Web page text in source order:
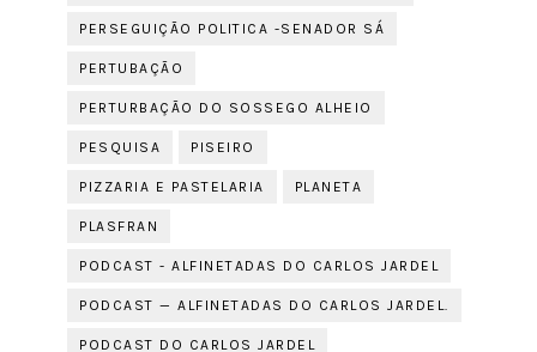
PERSEGUIÇÃO POLITICA -SENADOR SÁ
PERTUBAÇÃO
PERTURBAÇÃO DO SOSSEGO ALHEIO
PESQUISA PISEIRO
PIZZARIA E PASTELARIA PLANETA
PLASFRAN
PODCAST - ALFINETADAS DO CARLOS JARDEL
PODCAST — ALFINETADAS DO CARLOS JARDEL.
PODCAST DO CARLOS JARDEL